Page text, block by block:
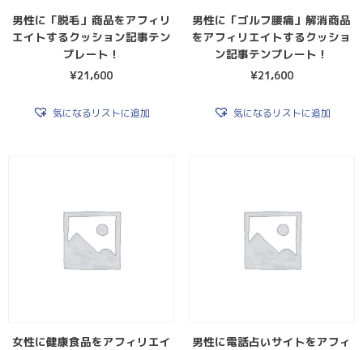
男性に「脱毛」商品をアフィリ
エイトするクッション記事テン
プレート！
¥21,600
気になるリストに追加
男性に「ゴルフ腰痛」解消商品
をアフィリエイトするクッショ
ン記事テンプレート！
¥21,600
気になるリストに追加
女性に健康食品をアフィリエイ
男性に電話占いサイトをアフィ